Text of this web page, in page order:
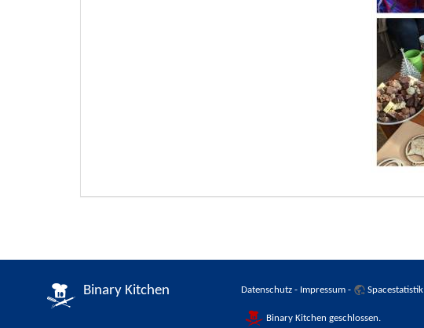
Binary Kitchen Datenschutz - Impressum - Spacestatistik
Binary Kitchen geschlossen.